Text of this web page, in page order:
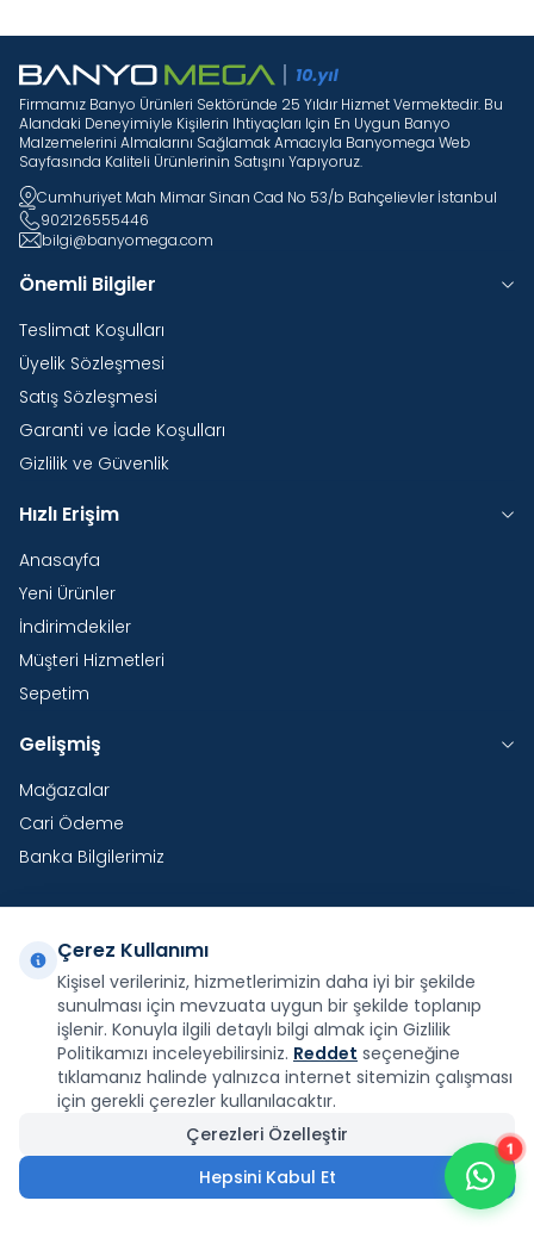
1
Firmamız Banyo Ürünleri Sektöründe 25 Yıldır Hizmet Vermektedir. Bu
Alandaki Deneyimiyle Kişilerin Ihtiyaçları Için En Uygun Banyo
Malzemelerini Almalarını Sağlamak Amacıyla Banyomega Web
Sayfasında Kaliteli Ürünlerinin Satışını Yapıyoruz.
Cumhuriyet Mah Mimar Sinan Cad No 53/b Bahçelievler İstanbul
902126555446
bilgi@banyomega.com
Önemli Bilgiler
Teslimat Koşulları
Üyelik Sözleşmesi
Satış Sözleşmesi
Garanti ve İade Koşulları
Gizlilik ve Güvenlik
Hızlı Erişim
Anasayfa
Yeni Ürünler
İndirimdekiler
Müşteri Hizmetleri
Sepetim
Gelişmiş
Mağazalar
Cari Ödeme
Banka Bilgilerimiz
Yurtdışı Kargo
Şirketimiz E-Fatura ve E-Arşiv Fatura uygulaması
kapsamındadır.
Facebook
X İnstagram
YoutubePinterest
Çerez Kullanımı
Kişisel verileriniz, hizmetlerimizin daha iyi bir şekilde
sunulması için mevzuata uygun bir şekilde toplanıp
işlenir. Konuyla ilgili detaylı bilgi almak için Gizlilik
Politikamızı inceleyebilirsiniz. Reddet seçeneğine
tıklamanız halinde yalnızca internet sitemizin çalışması
için gerekli çerezler kullanılacaktır.
Çerezleri Özelleştir
Hepsini Kabul Et